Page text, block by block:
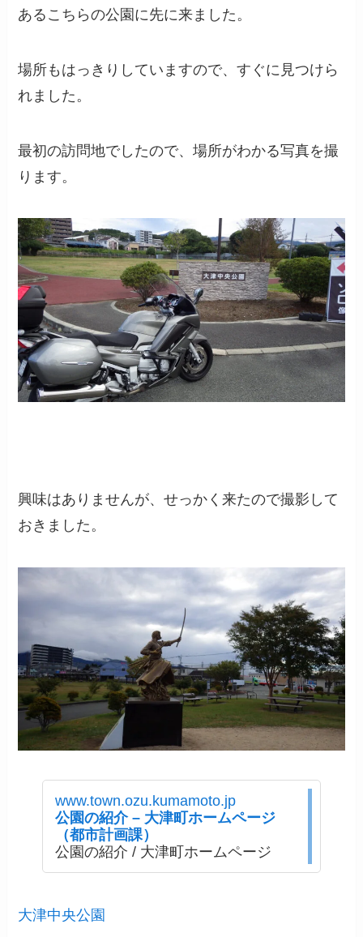
あるこちらの公園に先に来ました。
場所もはっきりしていますので、すぐに見つけら
れました。
最初の訪問地でしたので、場所がわかる写真を撮
ります。
興味はありませんが、せっかく来たので撮影して
おきました。
www.town.ozu.kumamoto.jp
公園の紹介 – 大津町ホームページ
（都市計画課）
公園の紹介 / 大津町ホームページ
大津中央公園